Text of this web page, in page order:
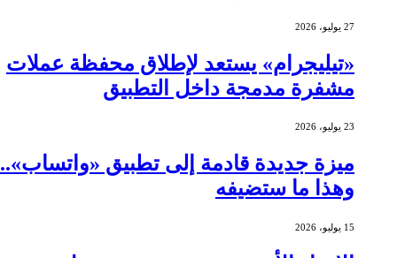
27 يوليو، 2026
«تيليجرام» يستعد لإطلاق محفظة عملات
مشفرة مدمجة داخل التطبيق
23 يوليو، 2026
ميزة جديدة قادمة إلى تطبيق «واتساب»..
وهذا ما ستضيفه
15 يوليو، 2026